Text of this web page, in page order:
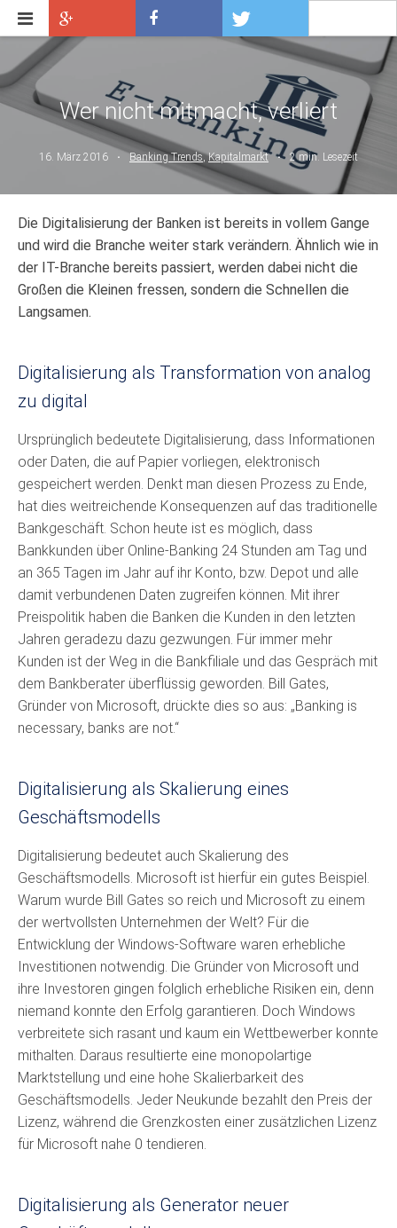
Dr. Reiner Krieglmeier
Startseite
Vermögensverwaltung
Kapitalmarkt
Banking Trends
Über
mich
Videos Presse
Wer nicht mitmacht, verliert
16. März 2016 Banking Trends,Kapitalmarkt 2 min. Lesezeit
Die Digitalisierung der Banken ist bereits in vollem Gange
und wird die Branche weiter stark verändern. Ähnlich wie in
der IT-Branche bereits passiert, werden dabei nicht die
Großen die Kleinen fressen, sondern die Schnellen die
Langsamen.
Digitalisierung als Transformation von analog
zu digital
Ursprünglich bedeutete Digitalisierung, dass Informationen
oder Daten, die auf Papier vorliegen, elektronisch
gespeichert werden. Denkt man diesen Prozess zu Ende,
hat dies weitreichende Konsequenzen auf das traditionelle
Bankgeschäft. Schon heute ist es möglich, dass
Bankkunden über Online-Banking 24 Stunden am Tag und
an 365 Tagen im Jahr auf ihr Konto, bzw. Depot und alle
damit verbundenen Daten zugreifen können. Mit ihrer
Preispolitik haben die Banken die Kunden in den letzten
Jahren geradezu dazu gezwungen. Für immer mehr
Kunden ist der Weg in die Bankfiliale und das Gespräch mit
dem Bankberater überflüssig geworden. Bill Gates,
Gründer von Microsoft, drückte dies so aus: „Banking is
necessary, banks are not.“
Digitalisierung als Skalierung eines
Geschäftsmodells
Digitalisierung bedeutet auch Skalierung des
Geschäftsmodells. Microsoft ist hierfür ein gutes Beispiel.
Warum wurde Bill Gates so reich und Microsoft zu einem
der wertvollsten Unternehmen der Welt? Für die
Entwicklung der Windows-Software waren erhebliche
Investitionen notwendig. Die Gründer von Microsoft und
ihre Investoren gingen folglich erhebliche Risiken ein, denn
niemand konnte den Erfolg garantieren. Doch Windows
verbreitete sich rasant und kaum ein Wettbewerber konnte
mithalten. Daraus resultierte eine monopolartige
Marktstellung und eine hohe Skalierbarkeit des
Geschäftsmodells. Jeder Neukunde bezahlt den Preis der
Lizenz, während die Grenzkosten einer zusätzlichen Lizenz
für Microsoft nahe 0 tendieren.
Digitalisierung als Generator neuer